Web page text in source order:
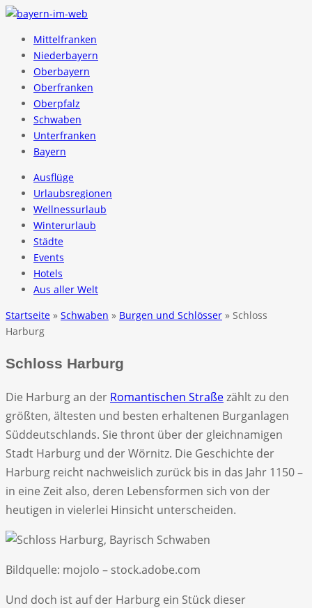
Mittelfranken
Niederbayern
Oberbayern
Oberfranken
Oberpfalz
Schwaben
Unterfranken
Bayern
Ausflüge
Urlaubsregionen
Wellnessurlaub
Winterurlaub
Städte
Events
Hotels
Aus aller Welt
Startseite » Schwaben » Burgen und Schlösser » Schloss
Harburg
Schloss Harburg
Die Harburg an der Romantischen Straßezählt zu den
größten, ältesten und besten erhaltenen Burganlagen
Süddeutschlands. Sie thront über der gleichnamigen
Stadt Harburg und der Wörnitz. Die Geschichte der
Harburg reicht nachweislich zurück bis in das Jahr 1150 –
in eine Zeit also, deren Lebensformen sich von der
heutigen in vielerlei Hinsicht unterscheiden.
Bildquelle: mojolo – stock.adobe.com
Und doch ist auf der Harburg ein Stück dieser